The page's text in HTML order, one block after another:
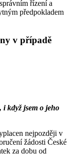
řízení a
předpokladem
v případě
když jsem o jeho
nejpozději v
žádosti České
za dobu od